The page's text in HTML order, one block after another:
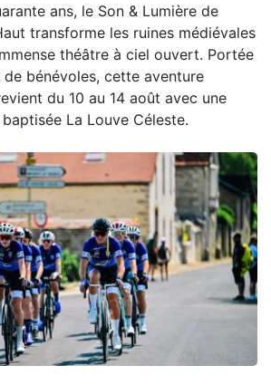
ans, le Son & Lumière de
transforme les ruines médiévales
théâtre à ciel ouvert. Portée
bénévoles, cette aventure
du 10 au 14 août avec une
La Louve Céleste.